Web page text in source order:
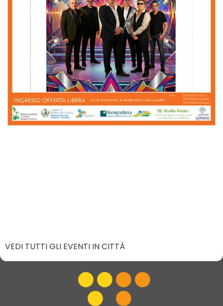
VEDI TUTTI GLI EVENTI IN CITTÀ